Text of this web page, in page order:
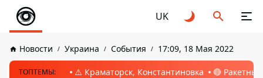
UK
Новости Украина События 17:09, 18 Мая 2022
ТОПТЕМЫ: ⚠️ Краматорск, Константиновка 🔴